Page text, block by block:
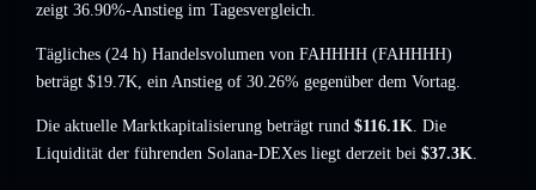
zeigt 36.90%-Anstieg im Tagesvergleich.
Tägliches (24 h) Handelsvolumen von FAHHHH (FAHHHH)
beträgt $19.7K, ein Anstieg of 30.26% gegenüber dem Vortag.
Die aktuelle Marktkapitalisierung beträgt rund $116.1K. Die
Liquidität der führenden Solana-DEXes liegt derzeit bei $37.3K.